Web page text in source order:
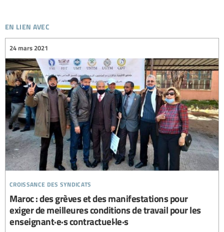
en lien avec
croissance des syndicats
24 mars 2021
Maroc : des grèves et des manifestations pour
exiger de meilleures conditions de travail pour les
enseignant·e·s contractuel·le·s